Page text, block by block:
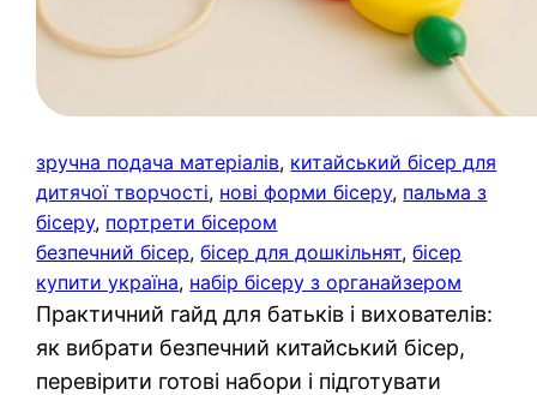
зручна подача матеріалів, китайський бісер для
дитячої творчості, нові форми бісеру, пальма з
бісеру, портрети бісером
безпечний бісер, бісер для дошкільнят, бісер
купити україна, набір бісеру з органайзером
Практичний гайд для батьків і вихователів:
як вибрати безпечний китайський бісер,
перевірити готові набори і підготувати